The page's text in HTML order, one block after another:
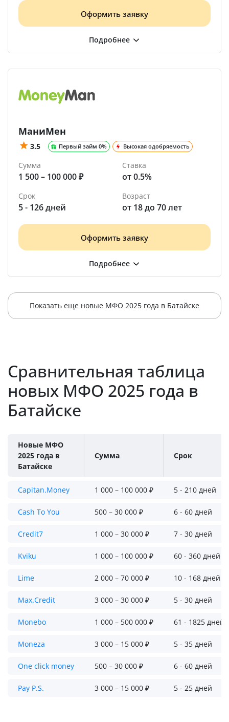
Оформить заявку
МаниМен
3.5 Первый займ 0% Высокая одобряемость
Сумма
1 500 – 100 000 ₽
Ставка
от 0.5%
Срок
5 - 126 дней
Возраст
от 18 до 70 лет
Оформить заявку
Показать еще новые МФО 2025 года в Батайске
Сравнительная таблица
новых МФО 2025 года в
Батайске
Новые МФО
2025 года в
Батайске
Сумма Срок
Capitan.Money 1 000 – 100 000 ₽ 5 - 210 дней
Cash To You 500 – 30 000 ₽ 6 - 60 дней
Credit7 1 000 – 30 000 ₽ 7 - 30 дней
Kviku 1 000 – 100 000 ₽ 60 - 360 дней
Lime 2 000 – 70 000 ₽ 10 - 168 дней
Max.Credit 3 000 – 30 000 ₽ 5 - 30 дней
Monebo 1 000 – 500 000 ₽ 61 - 1825 дней
Moneza 3 000 – 15 000 ₽ 5 - 35 дней
One click money 500 – 30 000 ₽ 6 - 60 дней
Pay P.S. 3 000 – 15 000 ₽ 5 - 25 дней